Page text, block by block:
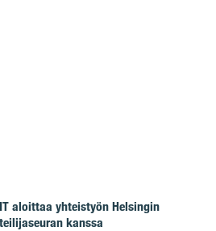
aloittaa yhteistyön Helsingin
kanssa